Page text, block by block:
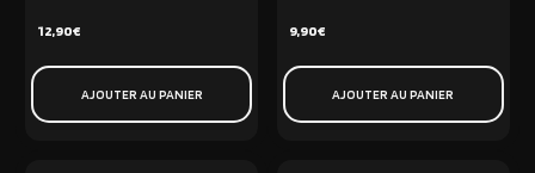
12,90€
AJOUTER AU PANIER
9,90€
AJOUTER AU PANIER